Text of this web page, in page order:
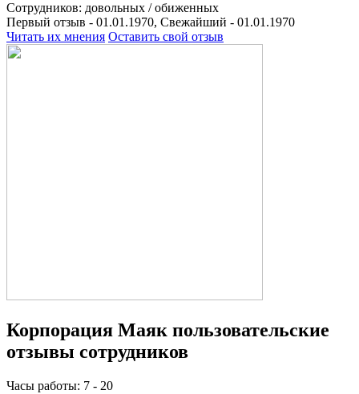
Сотрудников: довольных /обиженных
Первый отзыв - 01.01.1970, Свежайший - 01.01.1970
Читать их мнения Оставить свой отзыв
Корпорация Маяк пользовательские
отзывы сотрудников
Часы работы: 7 - 20